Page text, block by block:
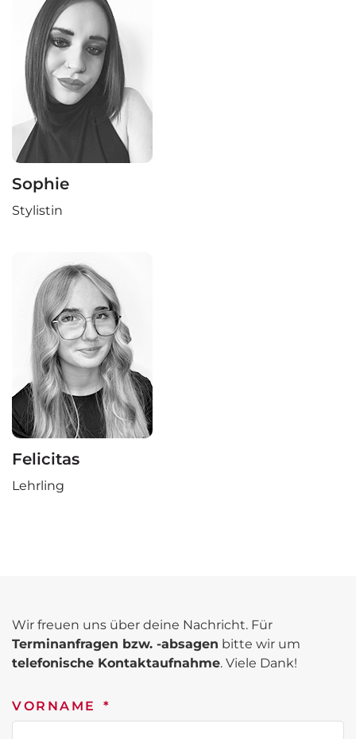
Sophie
Stylistin
Felicitas
Lehrling
Wir freuen uns über deine Nachricht. Für
Terminanfragen bzw. -absagen bitte wir um
telefonische Kontaktaufnahme. Viele Dank!
VORNAME